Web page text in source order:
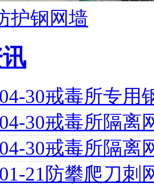
护钢网墙
30戒毒所专用
30戒毒所隔离
30戒毒所隔离
21 防攀爬刀刺